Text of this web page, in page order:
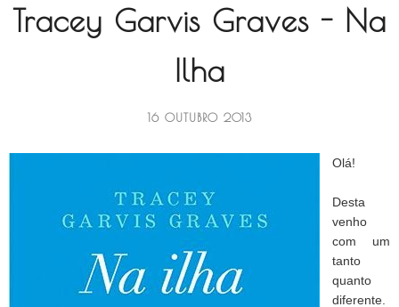
Tracey Garvis Graves - Na
Ilha
16 OUTUBRO 2013
Olá!
Desta
venho
com um
tanto
quanto
diferente.